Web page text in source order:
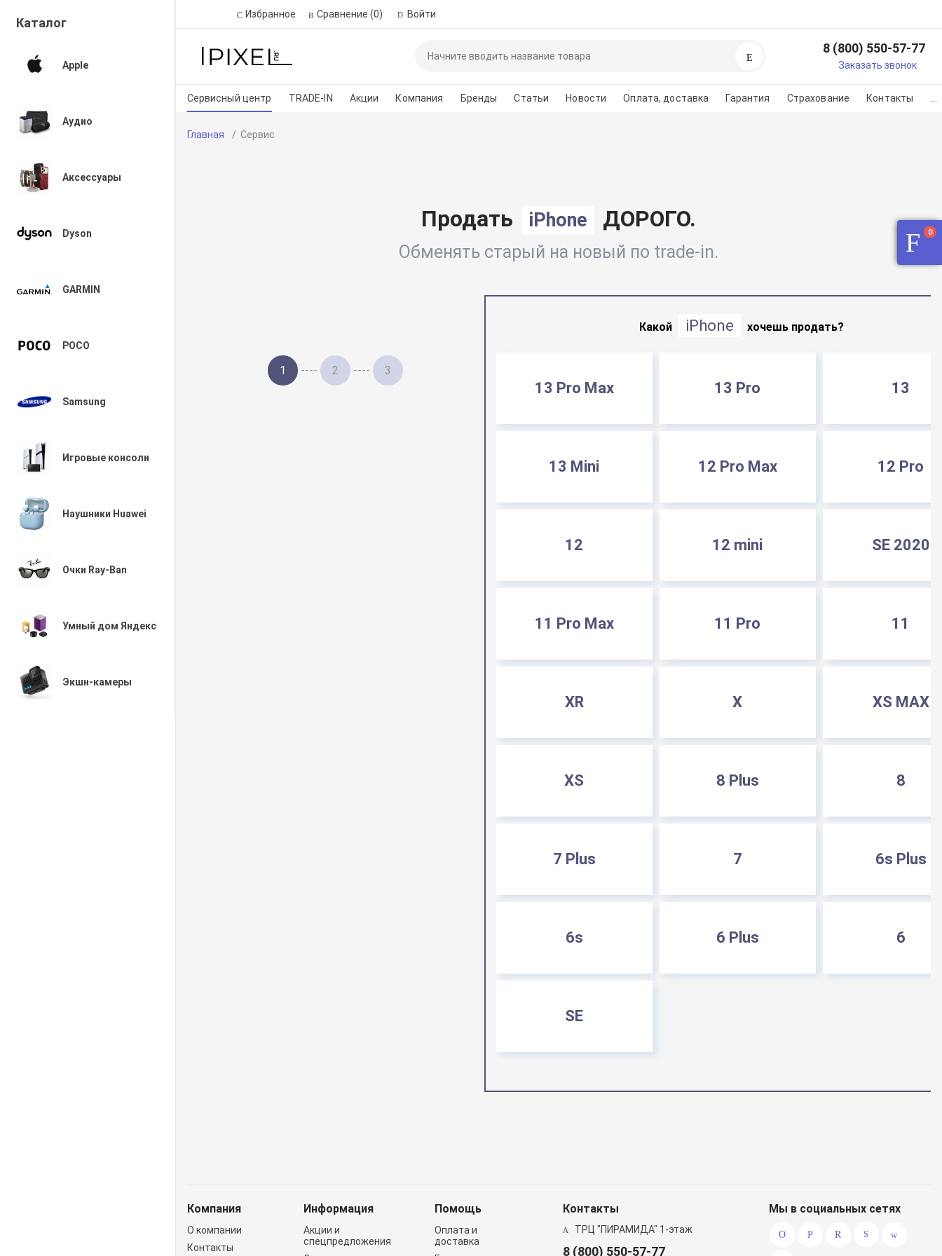
Избранное Сравнение (0) Войти
8 (800) 550-57-77
Заказать звонок
Сервисный центр TRADE-IN Акции Компания Бренды Статьи Новости Оплата, доставка Гарантия Страхование Контакты
Каталог
Apple
Аудио
Аксессуары
Dyson
GARMIN
POCO
Samsung
Игровые консоли
Наушники Huawei
Очки Ray-Ban
Умный дом Яндекс
Экшн-камеры
Главная Сервис
Продать iPhone ДОРОГО.
Обменять старый на новый по trade-in.
1 ---- 2 ---- 3
Какой iPhone хочешь продать?
13 Pro Max 13 Pro 13
13 Mini 12 Pro Max 12 Pro
12 12 mini SE 2020
11 Pro Max 11 Pro 11
XR X XS MAX
XS 8 Plus 8
7 Plus 7 6s Plus
6s 6 Plus 6
SE
Компания
О компании
Контакты
Информация
Акции и
спецпредложения
Помощь
Оплата и
доставка
Контакты
ТРЦ "ПИРАМИДА" 1-этаж
8 (800) 550-57-77
Мы в социальных сетях
Пожалуйста, зарегистрируйтесь или
авторизуйтесь
0